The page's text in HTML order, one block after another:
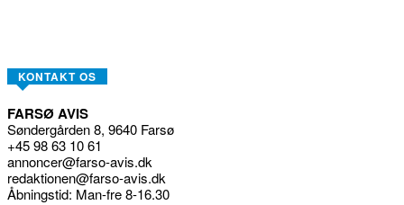
KONTAKT OS
FARSØ AVIS
Søndergården 8, 9640 Farsø
+45 98 63 10 61
annoncer@farso-avis.dk
redaktionen@farso-avis.dk
Åbningstid: Man-fre 8-16.30